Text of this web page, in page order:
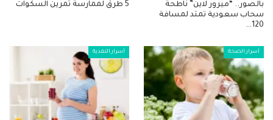
بالصور.. “ميرور لاين” ناطحة
سحاب سعودية تمتد لمسافة
120…
5 طرق لممارسة تمرين السكوات
أسرار الصحة أسرار التغذية